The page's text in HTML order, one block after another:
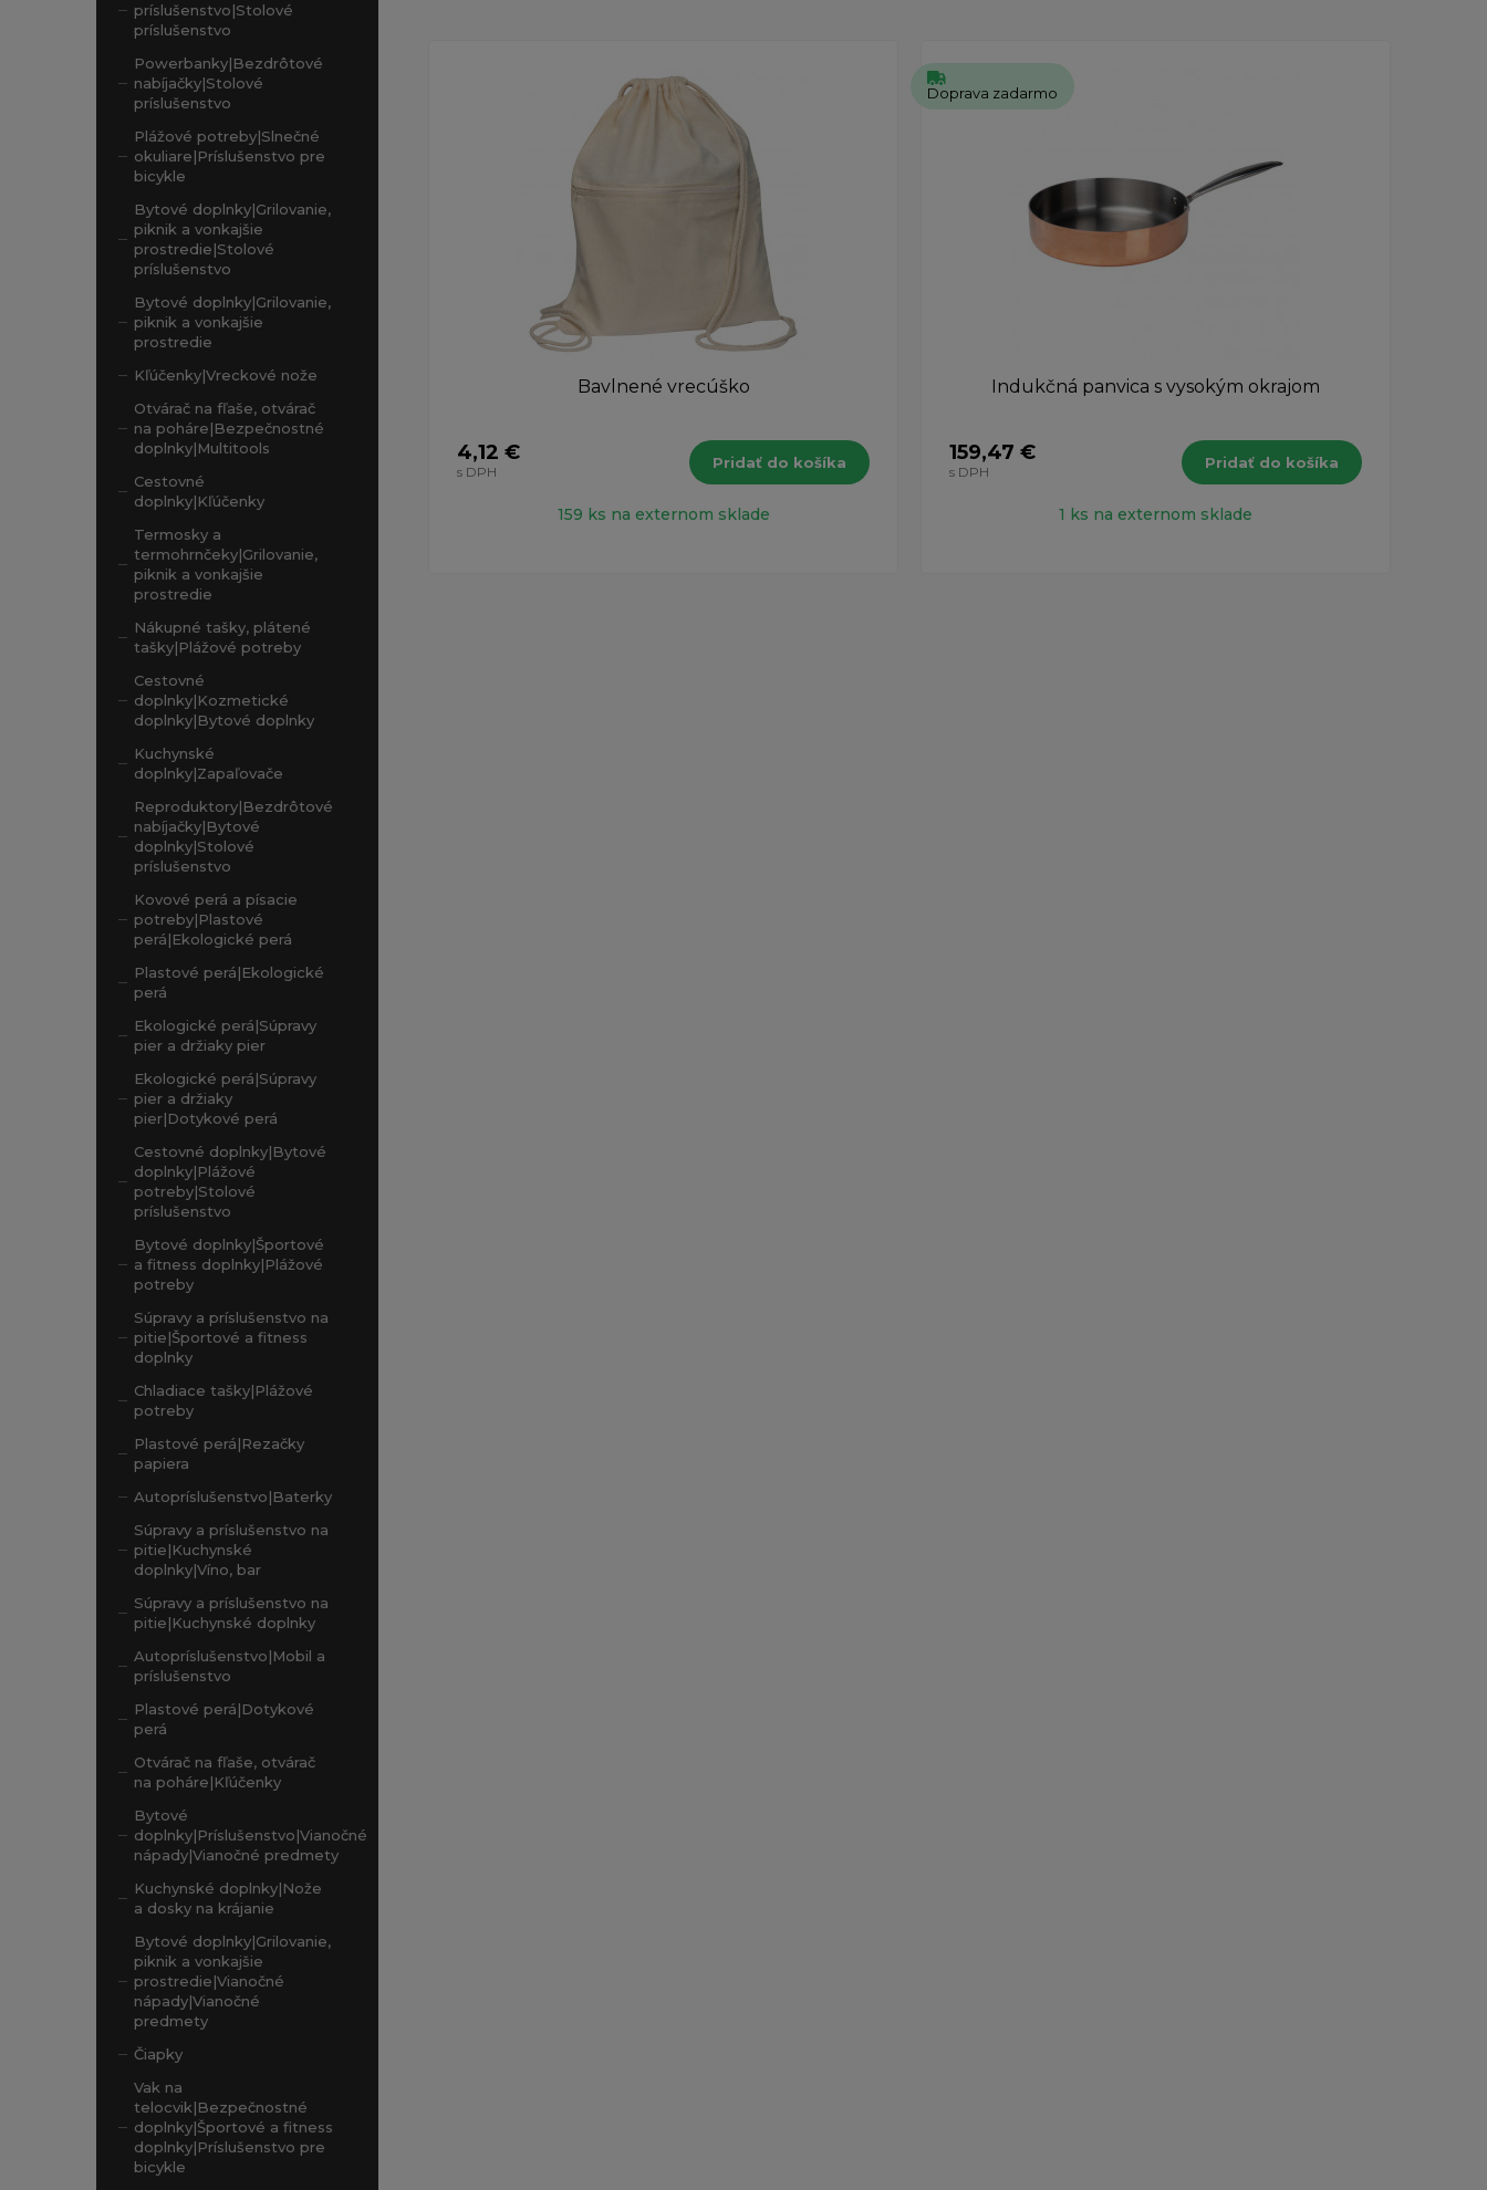
príslušenstvo|Stolové
príslušenstvo
Powerbanky|Bezdrôtové
nabíjačky|Stolové
príslušenstvo
Plážové potreby|Slnečné
okuliare|Príslušenstvo pre
bicykle
Bytové doplnky|Grilovanie,
piknik a vonkajšie
prostredie|Stolové
príslušenstvo
Bytové doplnky|Grilovanie,
piknik a vonkajšie
prostredie
Kľúčenky|Vreckové nože
Otvárač na fľaše, otvárač
na poháre|Bezpečnostné
doplnky|Multitools
Cestovné
doplnky|Kľúčenky
Termosky a
termohrnčeky|Grilovanie,
piknik a vonkajšie
prostredie
Nákupné tašky, plátené
tašky|Plážové potreby
Cestovné
doplnky|Kozmetické
doplnky|Bytové doplnky
Kuchynské
doplnky|Zapaľovače
Reproduktory|Bezdrôtové
nabíjačky|Bytové
doplnky|Stolové
príslušenstvo
Kovové perá a písacie
potreby|Plastové
perá|Ekologické perá
Plastové perá|Ekologické
perá
Ekologické perá|Súpravy
pier a držiaky pier
Ekologické perá|Súpravy
pier a držiaky
pier|Dotykové perá
Cestovné doplnky|Bytové
doplnky|Plážové
potreby|Stolové
príslušenstvo
Bytové doplnky|Športové
a fitness doplnky|Plážové
potreby
Súpravy a príslušenstvo na
pitie|Športové a fitness
doplnky
Chladiace tašky|Plážové
potreby
Plastové perá|Rezačky
papiera
Autopríslušenstvo|Baterky
Súpravy a príslušenstvo na
pitie|Kuchynské
doplnky|Víno, bar
Súpravy a príslušenstvo na
pitie|Kuchynské doplnky
Autopríslušenstvo|Mobil a
príslušenstvo
Plastové perá|Dotykové
perá
Otvárač na fľaše, otvárač
na poháre|Kľúčenky
Bytové
doplnky|Príslušenstvo|Vianočné
nápady|Vianočné predmety
Kuchynské doplnky|Nože
a dosky na krájanie
Bytové doplnky|Grilovanie,
piknik a vonkajšie
prostredie|Vianočné
nápady|Vianočné
predmety
Čiapky
Vak na
telocvik|Bezpečnostné
doplnky|Športové a fitness
doplnky|Príslušenstvo pre
bicykle
Bavlnené vrecúško
4,12 €
s DPH
Pridať do košíka
159 ks na externom sklade
Doprava zadarmo
Indukčná panvica s vysokým okrajom
159,47 €
s DPH
Pridať do košíka
1 ks na externom sklade